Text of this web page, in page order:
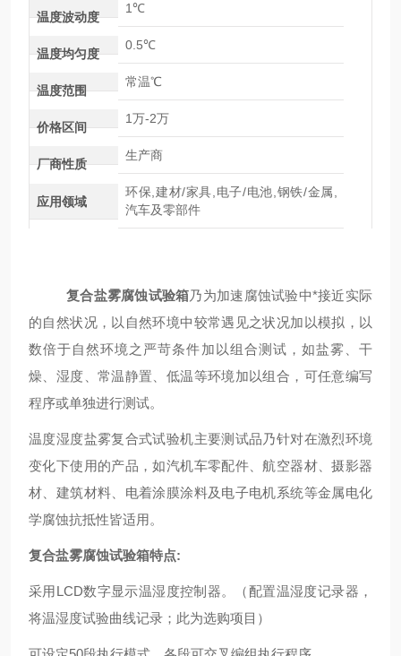
温度波动度
1℃
温度均匀度
0.5℃
温度范围
常温℃
价格区间
1万-2万
厂商性质
生产商
应用领域
环保,建材/家具,电子/电池,钢铁/金属,
汽车及零部件
复合盐雾腐蚀试验箱乃为加速腐蚀试验中*接近实际
的自然状况，以自然环境中较常遇见之状况加以模拟，以
数倍于自然环境之严苛条件加以组合测试，如盐雾、干
燥、湿度、常温静置、低温等环境加以组合，可任意编写
程序或单独进行测试。
温度湿度盐雾复合式试验机主要测试品乃针对在激烈环境
变化下使用的产品，如汽机车零配件、航空器材、摄影器
材、建筑材料、电着涂膜涂料及电子电机系统等金属电化
学腐蚀抗抵性皆适用。
复合盐雾腐蚀试验箱特点:
采用LCD数字显示温湿度控制器。（配置温湿度记录器，
将温湿度试验曲线记录；此为选购项目）